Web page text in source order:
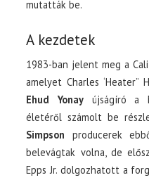
mutatták be.
A kezdetek
1983-ban jelent meg a
amelyet Charles
Ehud Yonay újságíró a
életéről számolt be
Simpson producerek
belevágtak volna, de
Epps Jr. dolgozhatott a